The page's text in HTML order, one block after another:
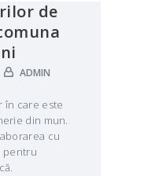
de
ADMIN
în care este
din mun.
cu
pentru